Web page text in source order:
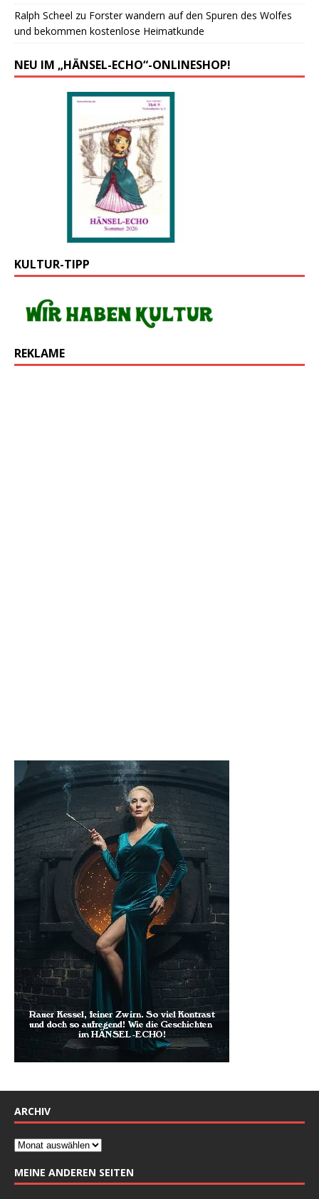
Ralph Scheel zu Forster wandern auf den Spuren des Wolfes
und bekommen kostenlose Heimatkunde
NEU IM „HÄNSEL-ECHO“-ONLINESHOP!
KULTUR-TIPP
REKLAME
ARCHIV
MEINE ANDEREN SEITEN